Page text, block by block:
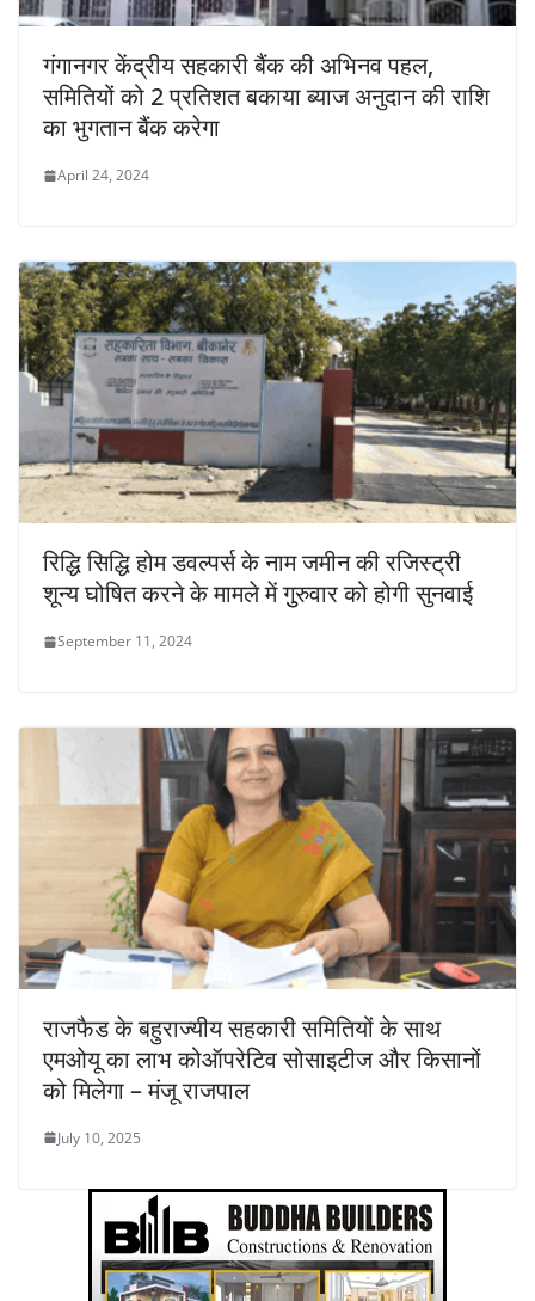
गंगानगर केंद्रीय सहकारी बैंक की अभिनव पहल,
समितियों को 2 प्रतिशत बकाया ब्याज अनुदान की राशि
का भुगतान बैंक करेगा
April 24, 2024
रिद्धि सिद्धि होम डवल्पर्स के नाम जमीन की रजिस्ट्री
शून्य घोषित करने के मामले में गुुरुवार को होगी सुनवाई
September 11, 2024
राजफैड के बहुराज्यीय सहकारी समितियों के साथ
एमओयू का लाभ कोऑपरेटिव सोसाइटीज और किसानों
को मिलेगा – मंजू राजपाल
July 10, 2025